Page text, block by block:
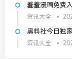
羞羞漫画免费
资讯大全
黑料社今日独
资讯大全